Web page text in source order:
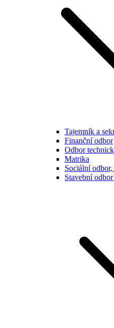
Tajemník a
Finanční odbor
Odbor
Matrika
Sociální
Stavební